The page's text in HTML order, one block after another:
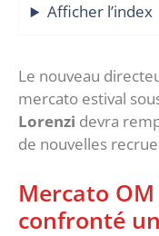
Afficher l’index
Le nouveau
mercato estival
Lorenzi devra
de nouvelles
Mercato
confronté